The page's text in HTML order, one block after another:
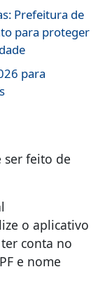
Prefeitura de
para proteger
para
ser feito de
o aplicativo
conta no
e nome